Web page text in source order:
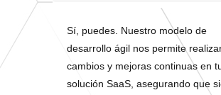
Sí, puedes. Nuestro modelo de
desarrollo ágil nos permite
cambios y mejoras continuas en
solución SaaS, asegurando que